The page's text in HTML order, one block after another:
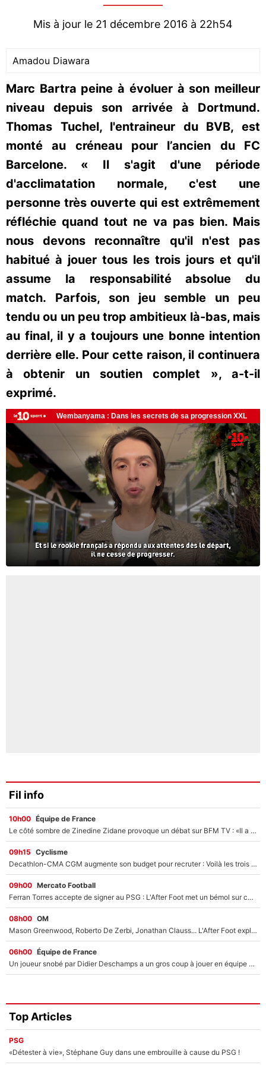
Mis à jour le 21 décembre 2016 à 22h54
Amadou Diawara
Marc Bartra peine à évoluer à son meilleur
niveau depuis son arrivée à Dortmund.
Thomas Tuchel, l'entraineur du BVB, est
monté au créneau pour l’ancien du FC
Barcelone. « Il s'agit d'une période
d'acclimatation normale, c'est une
personne très ouverte qui est extrêmement
réfléchie quand tout ne va pas bien. Mais
nous devons reconnaître qu'il n'est pas
habitué à jouer tous les trois jours et qu'il
assume la responsabilité absolue du
match. Parfois, son jeu semble un peu
tendu ou un peu trop ambitieux là-bas, mais
au final, il y a toujours une bonne intention
derrière elle. Pour cette raison, il continuera
à obtenir un soutien complet », a-t-il
exprimé.
Fil info
10h00 Équipe de France
Le côté sombre de Zinedine Zidane provoque un débat sur BFM TV : «Il a pris 14 cartons rouges»
09h15 Cyclisme
Decathlon-CMA CGM augmente son budget pour recruter : Voilà les trois premiers coureurs qui font rejoindre Paul Seixas en 2027 !
09h00 Mercato Football
Ferran Torres accepte de signer au PSG : L'After Foot met un bémol sur ce transfert, le champion du monde va couter trop cher ?
08h00 OM
Mason Greenwood, Roberto De Zerbi, Jonathan Clauss... L'After Foot explique pourquoi Medhi Benatia a craqué à l'OM !
06h00 Équipe de France
Un joueur snobé par Didier Deschamps a un gros coup à jouer en équipe de France : Zinedine Zidane a trouvé son numéro 9 ?
Top Articles
PSG
«Détester à vie», Stéphane Guy dans une embrouille à cause du PSG !